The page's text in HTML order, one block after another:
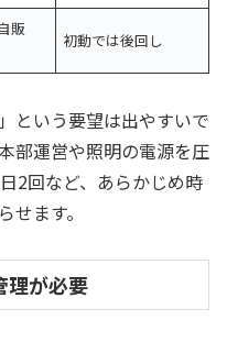
販
初動では後回し
という要望は出やすいで
部運営や照明の電源を圧
2回など、あらかじめ時
ます。
理が必要